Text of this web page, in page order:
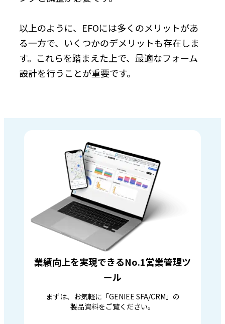
以上のように、EFOには多くのメリットがあ
る一方で、いくつかのデメリットも存在しま
す。これらを踏まえた上で、最適なフォーム
設計を行うことが重要です。
業績向上を実現できるNo.1営業管理ツ
ール
まずは、お気軽に「GENIEE SFA/CRM」の
製品資料をご覧ください。